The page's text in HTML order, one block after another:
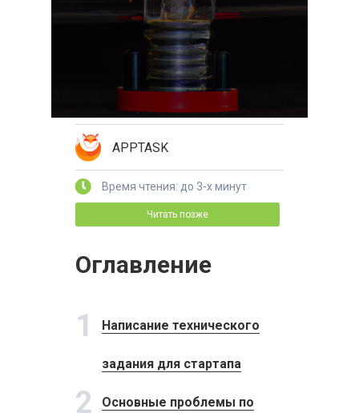
APPTASK
Время чтения: до 3-х минут
Читать позже
Оглавление
1 Написание технического
задания для стартапа
2 Основные проблемы по